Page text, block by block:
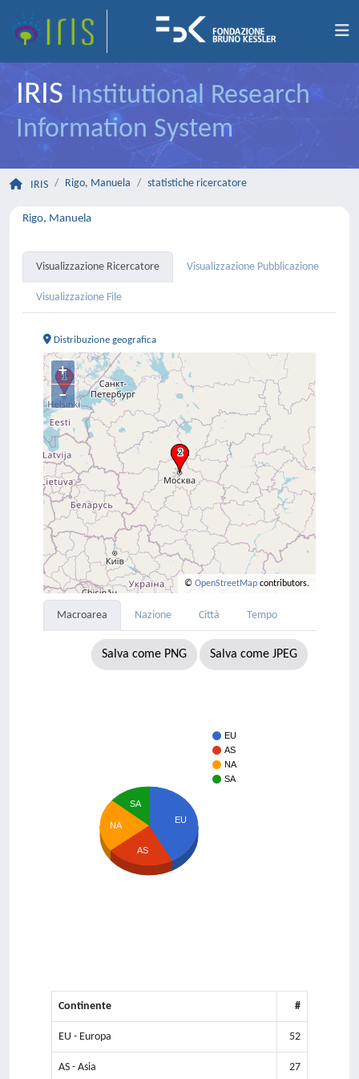
IRIS Institutional Research
Information System
IRIS Rigo, Manuela statistiche ricercatore
Rigo, Manuela
Visualizzazione Ricercatore Visualizzazione Pubblicazione
Visualizzazione File
Distribuzione geografica
+
–
© OpenStreetMap contributors.
Macroarea Nazione Città Tempo
Salva come PNG Salva come JPEG
EU
AS
NA
SA
EU
SA
NA
AS
Continente #
EU - Europa 52
AS - Asia 27